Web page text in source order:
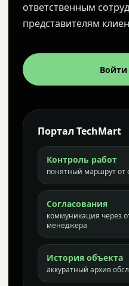
ответственным
представителям
Войти
Портал TechMart
Контроль работ
понятный маршрут от
Согласования
коммуникация через
менеджера
История объекта
аккуратный архив